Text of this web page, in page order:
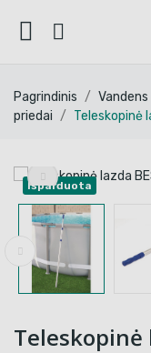
Pagrindinis
priedai
Teleskopinė
Išparduota
Teleskopinė